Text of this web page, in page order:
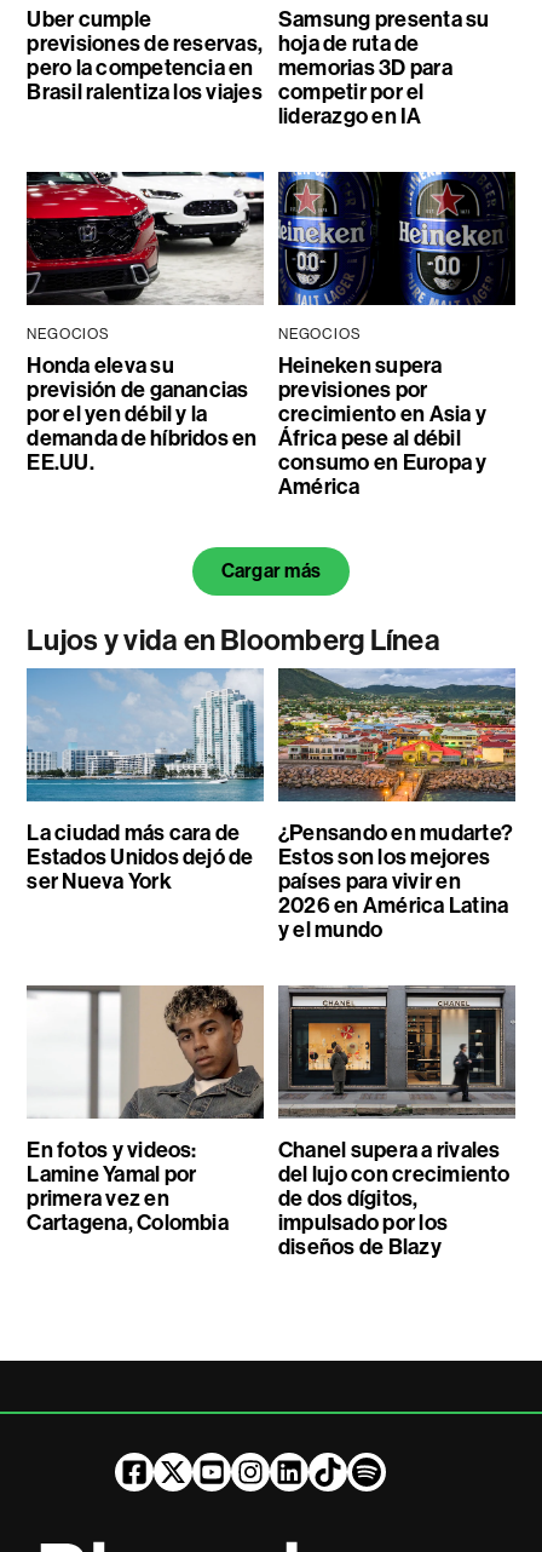
Uber cumple
previsiones de reservas,
pero la competencia en
Brasil ralentiza los viajes
Samsung presenta su
hoja de ruta de
memorias 3D para
competir por el
liderazgo en IA
NEGOCIOS
Honda eleva su
previsión de ganancias
por el yen débil y la
demanda de híbridos en
EE.UU.
NEGOCIOS
Heineken supera
previsiones por
crecimiento en Asia y
África pese al débil
consumo en Europa y
América
Cargar más
Lujos y vida en Bloomberg Línea
La ciudad más cara de
Estados Unidos dejó de
ser Nueva York
¿Pensando en mudarte?
Estos son los mejores
países para vivir en
2026 en América Latina
y el mundo
En fotos y videos:
Lamine Yamal por
primera vez en
Cartagena, Colombia
Chanel supera a rivales
del lujo con crecimiento
de dos dígitos,
impulsado por los
diseños de Blazy